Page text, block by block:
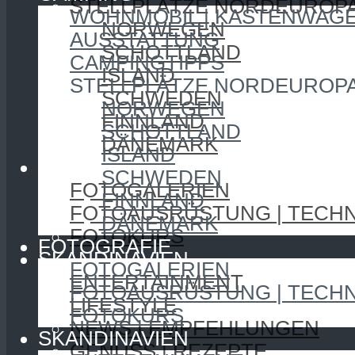
STELLPLÄTZE
NORWEGEN
SCHOTTLAND
ISLAND
SCHWEDEN
FINNLAND
DÄNEMARK
FOTOGRAFIE
FOTOGALERIEN
FOTOAUSRÜSTUNG |
FOTOKURS
SKANDINAVIEN
ENTERTAINMENT
LIFESTYLE
NEWS | EMPFEHLUNGEN
WOHNMOBIL |
AUSSTATTUNG
CAMPINGTIPPS
STELLPLÄTZE
NORWEGEN
SCHOTTLAND
ISLAND
SCHWEDEN
FINNLAND
DÄNEMARK
FOTOGRAFIE
FOTOGALERIEN
FOTOAUSRÜSTUNG |
FOTOKURS
SKANDINAVIEN